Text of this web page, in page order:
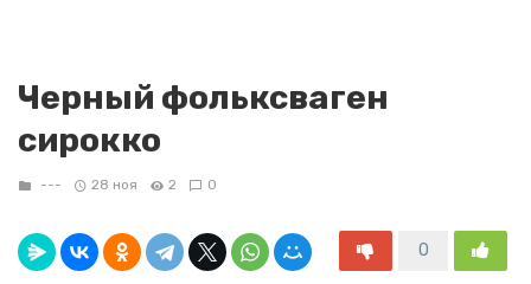
Черный фольксваген
сирокко
--- 28 ноя 2 0
0